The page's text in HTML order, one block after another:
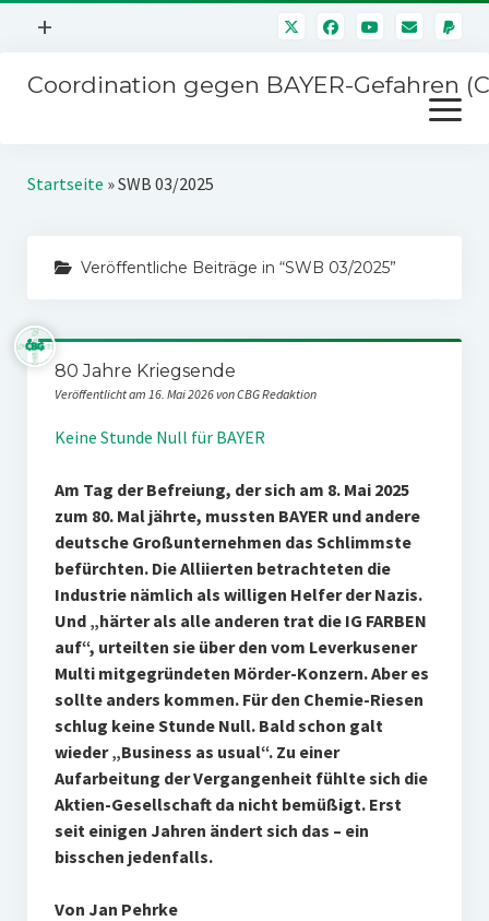
Menü
+
Mitmachen
Störfälle
Coordination gegen BAYER-Gefahren
Menü
öffnen
Kampagnen
Stichwort BAYER
SPENDEN
Startseite »SWB 03/2025
Veröffentliche Beiträge in “SWB 03/2025”
80 Jahre Kriegsende
Veröffentlicht am 16. Mai 2026 von CBG Redaktion
Keine Stunde Null für BAYER
Am Tag der Befreiung, der sich am 8. Mai 2025
zum 80. Mal jährte, mussten BAYER und andere
deutsche Großunternehmen das Schlimmste
befürchten. Die Alliierten betrachteten die
Industrie nämlich als willigen Helfer der Nazis.
Und „härter als alle anderen trat die IG FARBEN
auf“, urteilten sie über den vom Leverkusener
Multi mitgegründeten Mörder-Konzern. Aber es
sollte anders kommen. Für den Chemie-Riesen
schlug keine Stunde Null. Bald schon galt
wieder „Business as usual“. Zu einer
Aufarbeitung der Vergangenheit fühlte sich die
Aktien-Gesellschaft da nicht bemüßigt. Erst
seit einigen Jahren ändert sich das – ein
bisschen jedenfalls.
Von Jan Pehrke